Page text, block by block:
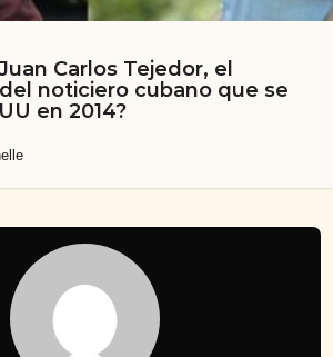
Carlos Tejedor, el
noticiero cubano que se
en 2014?